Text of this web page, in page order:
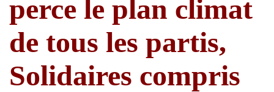
perce le plan climat
de tous les partis,
Solidaires compris